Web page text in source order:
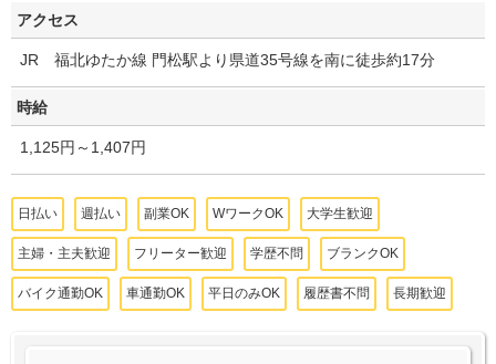
アクセス
JR 福北ゆたか線 門松駅より県道35号線を南に徒歩約17分
時給
1,125円～1,407円
日払い 週払い 副業OK WワークOK 大学生歓迎
主婦・主夫歓迎 フリーター歓迎 学歴不問 ブランクOK
バイク通勤OK 車通勤OK 平日のみOK 履歴書不問 長期歓迎